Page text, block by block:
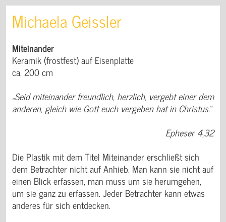
Michaela Geissler
Miteinander
Keramik (frostfest) auf Eisenplatte
ca. 200 cm
„Seid miteinander freundlich, herzlich, vergebt einer dem
anderen, gleich wie Gott euch vergeben hat in Christus.“
Epheser 4,32
Die Plastik mit dem Titel Miteinander erschließt sich
dem Betrachter nicht auf Anhieb. Man kann sie nicht auf
einen Blick erfassen, man muss um sie herumgehen,
um sie ganz zu erfassen. Jeder Betrachter kann etwas
anderes für sich entdecken.